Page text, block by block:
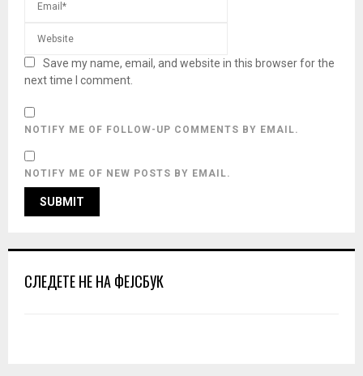
Save my name, email, and website in this browser for the
next time I comment.
NOTIFY ME OF FOLLOW-UP COMMENTS BY EMAIL.
NOTIFY ME OF NEW POSTS BY EMAIL.
СЛЕДЕТЕ НЕ НА ФЕЈСБУК